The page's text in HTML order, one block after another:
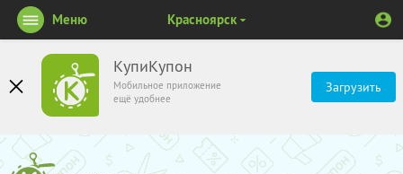
КупиКупон
Мобильное приложение
ещё удобнее
Загрузить
Меню Красноярск